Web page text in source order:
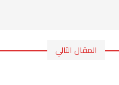
المقال التالي